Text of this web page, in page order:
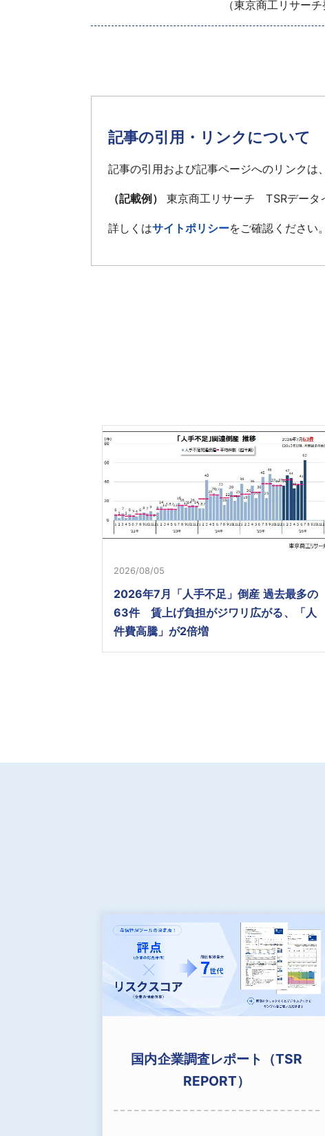
（東京商工リサー
記事の引用・リンクについて
記事の引用および記事ページへのリンクは
（記載例） 東京商工リサーチ TSRデータ
詳しくはサイトポリシーをご確認ください。
2026/08/05
2026年7月「人手不足」倒産 過去最多の
63件 賃上げ負担がジワリ広がる、「人
件費高騰」が2倍増
国内企業調査レポート（TSR
REPORT）